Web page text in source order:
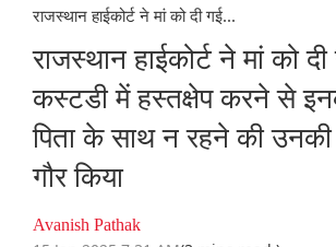
राजस्थान हाईकोर्ट ने मां को दी गई...
राजस्थान हाईकोर्ट ने मां को
कस्टडी में हस्तक्षेप करने से
पिता के साथ न रहने की उनकी
गौर किया
Avanish Pathak